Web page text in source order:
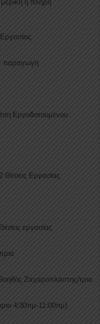
παραγωγή
Eργοδοτουμένου
Θέσεις Εργασίας
εργασίας
Ζαχαροπλάστης/τρια
4:30πμ-11:00πμ)